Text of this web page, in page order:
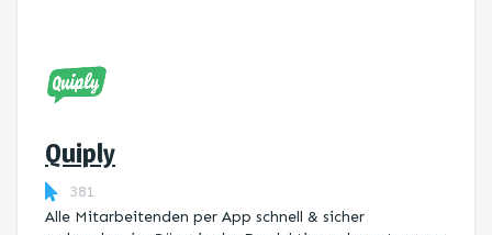
Quiply
381
Alle Mitarbeitenden per App schnell & sicher